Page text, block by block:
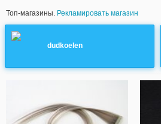
Топ-магазины. Рекламировать магазин
dudkoelen